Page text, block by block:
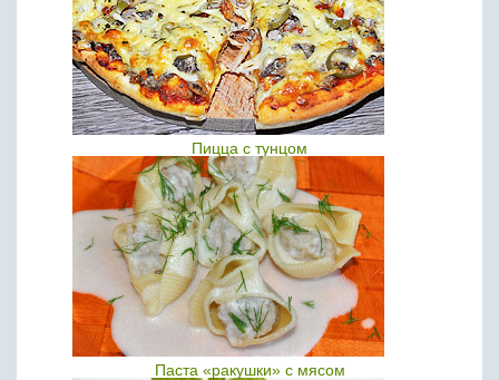
Пицца с тунцом
Паста «ракушки» с мясом